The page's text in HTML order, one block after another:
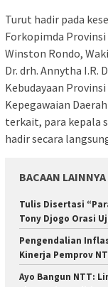
Turut hadir pada
Forkopimda Provinsi
Winston Rondo,
Dr. drh. Annytha I.R.
Kebudayaan
Kepegawaian
terkait, para kepala
hadir secara
BACAAN LAINNYA
Tulis Disertasi
Tony Djogo Orasi
Pengendalian
Kinerja Pemprov
Ayo Bangun NTT: